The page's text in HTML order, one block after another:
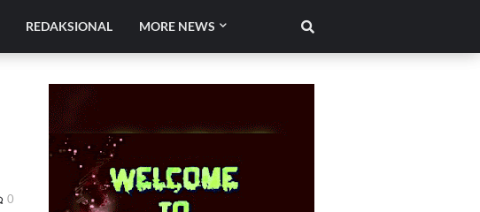
REDAKSIONAL MORE NEWS
0